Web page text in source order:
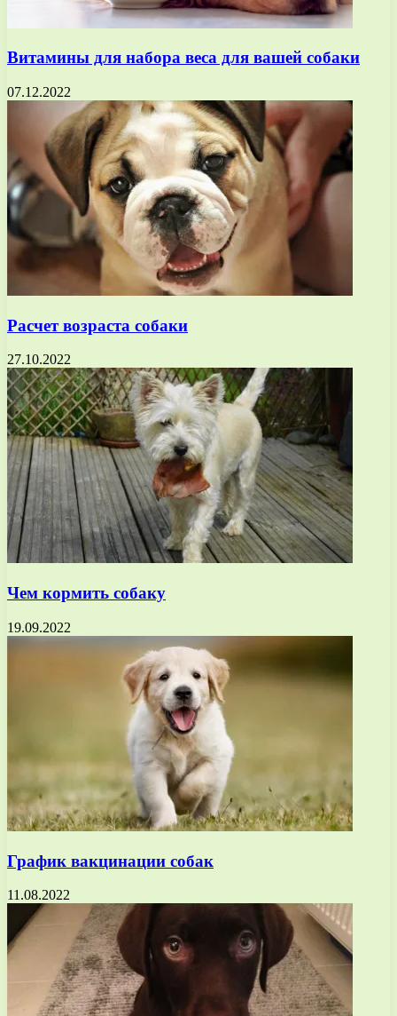
Витамины для набора веса для вашей собаки
07.12.2022
Расчет возраста собаки
27.10.2022
Чем кормить собаку
19.09.2022
График вакцинации собак
11.08.2022